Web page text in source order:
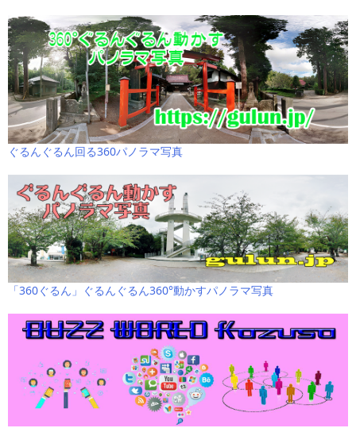
ぐるんぐるん回る360パノラマ写真
「360ぐるん」ぐるんぐるん360°動かすパノラマ写真